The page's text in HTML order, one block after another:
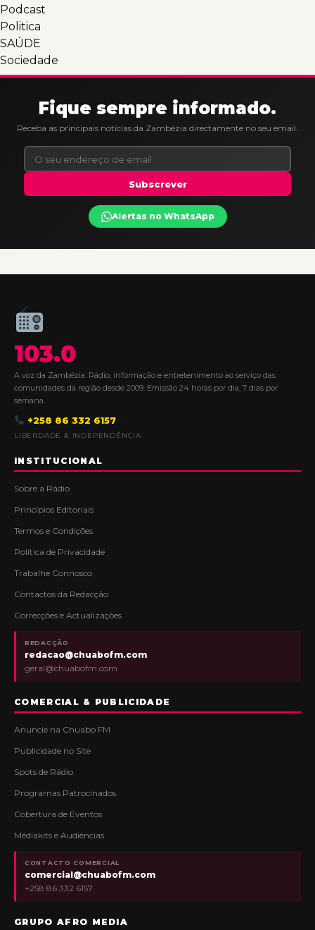
Podcast
Politica
SAÚDE
Sociedade
Fique sempre informado.
Receba as principais notícias da Zambézia directamente no seu email.
Subscrever
Alertas no WhatsApp
103.0
A voz da Zambézia. Rádio, informação e entretenimento ao serviço das
comunidades da região desde 2009. Emissão 24 horas por dia, 7 dias por
semana.
+258 86 332 6157
LIBERDADE & INDEPENDÊNCIA
INSTITUCIONAL
Sobre a Rádio
Princípios Editoriais
Termos e Condições
Política de Privacidade
Trabalhe Connosco
Contactos da Redacção
Correcções e Actualizações
REDACÇÃO
redacao@chuabofm.com
geral@chuabofm.com
COMERCIAL & PUBLICIDADE
Anuncie na Chuabo FM
Publicidade no Site
Spots de Rádio
Programas Patrocinados
Cobertura de Eventos
Médiakits e Audiências
CONTACTO COMERCIAL
comercial@chuabofm.com
+258 86 332 6157
GRUPO AFRO MEDIA